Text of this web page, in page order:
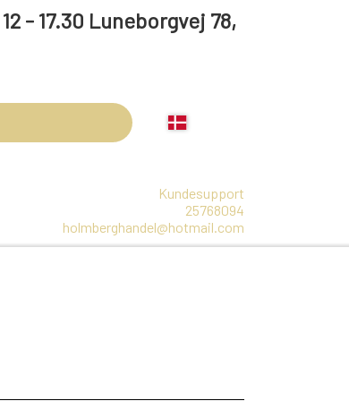
Luneborgvej 78,
Kundesupport
25768094
holmberghandel@hotmail.com